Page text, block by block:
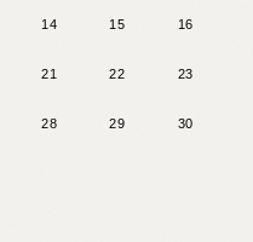
14 15 16
21 22 23
28 29 30